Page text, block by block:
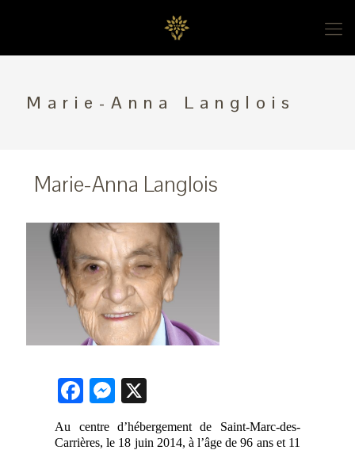
Marie-Anna Langlois
Marie-Anna Langlois
Facebook
Messenger
Au centre d’hébergement de Saint-Marc-des-
Carrières, le 18 juin 2014, à l’âge de 96 ans et 11